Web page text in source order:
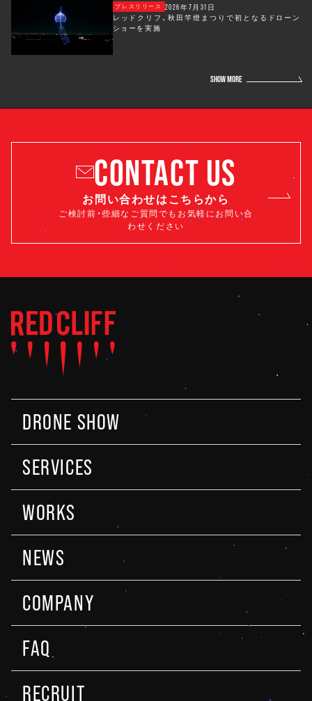
2026年7月31日
プレスリリース
レッドクリフ、秋田竿燈まつりで初となるドローン
ショーを実施
SHOW MORE
CONTACT US
お問い合わせはこちらから
ご検討前・些細なご質問でもお気軽にお問い合
わせください
DRONE SHOW
SERVICES
WORKS
NEWS
COMPANY
FAQ
RECRUIT